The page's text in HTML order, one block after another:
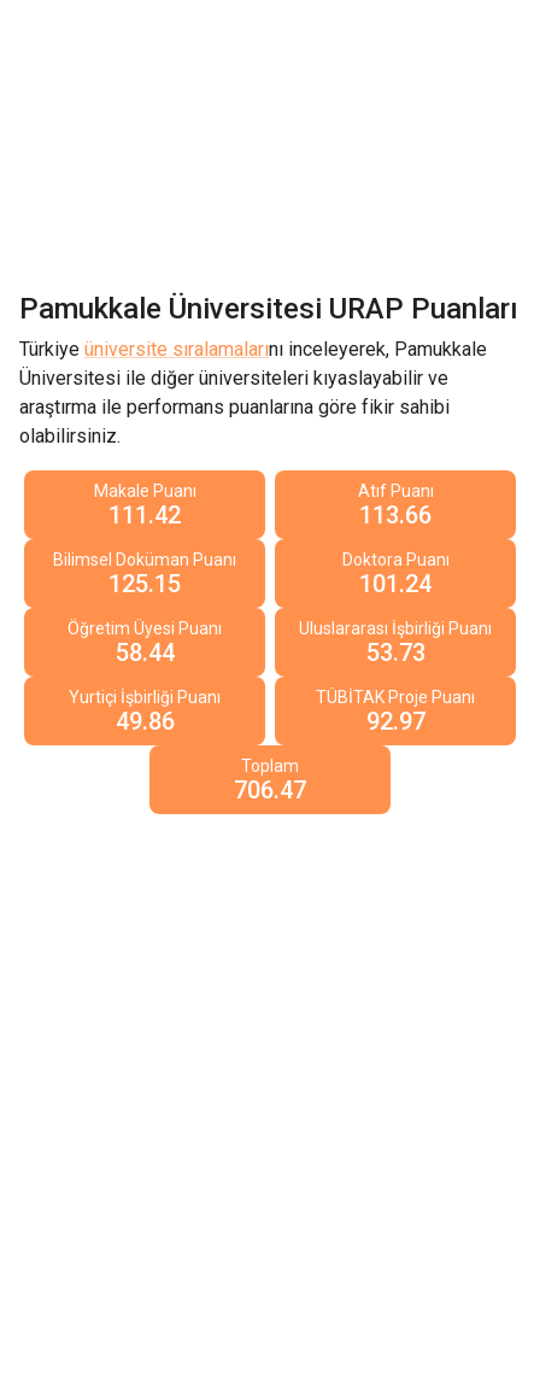
Pamukkale Üniversitesi URAP Puanları
Türkiye üniversite sıralamalarını inceleyerek, Pamukkale
Üniversitesi ile diğer üniversiteleri kıyaslayabilir ve
araştırma ile performans puanlarına göre fikir sahibi
olabilirsiniz.
Makale Puanı
111.42
Atıf Puanı
113.66
Bilimsel Doküman Puanı
125.15
Doktora Puanı
101.24
Öğretim Üyesi Puanı
58.44
Uluslararası İşbirliği Puanı
53.73
Yurtiçi İşbirliği Puanı
49.86
TÜBİTAK Proje Puanı
92.97
Toplam
706.47